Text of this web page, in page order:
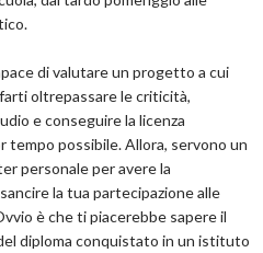
di valutare un progetto a cui
oltrepassare le criticità,
e conseguire la licenza
tempo possibile. Allora, servono un
personale per avere la
la tua partecipazione alle
è che ti piacerebbe sapere il
diploma conquistato in un istituto